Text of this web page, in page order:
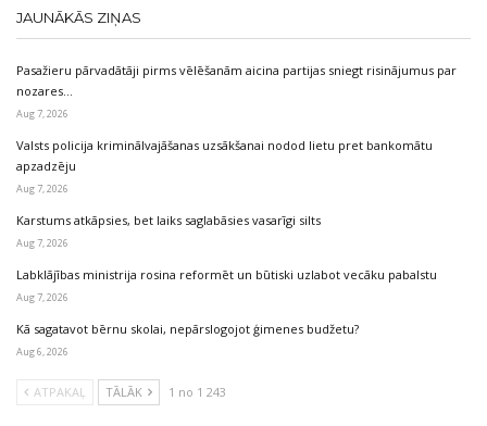
JAUNĀKĀS ZIŅAS
Pasažieru pārvadātāji pirms vēlēšanām aicina partijas sniegt risinājumus par
nozares…
Aug 7, 2026
Valsts policija kriminālvajāšanas uzsākšanai nodod lietu pret bankomātu
apzadzēju
Aug 7, 2026
Karstums atkāpsies, bet laiks saglabāsies vasarīgi silts
Aug 7, 2026
Labklājības ministrija rosina reformēt un būtiski uzlabot vecāku pabalstu
Aug 7, 2026
Kā sagatavot bērnu skolai, nepārslogojot ģimenes budžetu?
Aug 6, 2026
ATPAKAĻ TĀLĀK 1 no 1 243